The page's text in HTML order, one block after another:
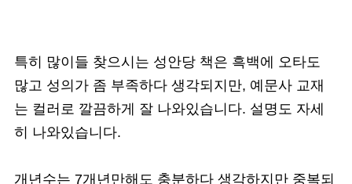
특히 많이들 찾으시는 성안당 책은 흑백에 오타도
많고 성의가 좀 부족하다 생각되지만, 예문사 교재
는 컬러로 깔끔하게 잘 나와있습니다. 설명도 자세
히 나와있습니다.
개년수는 7개년만해도 충분하다 생각하지만 중복되